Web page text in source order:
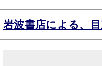
岩波書店による、